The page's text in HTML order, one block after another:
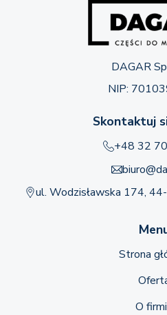
DAGAR
NIP:
Skontaktuj
+48 32
ul. Wodzisławska 174,
Strona
O